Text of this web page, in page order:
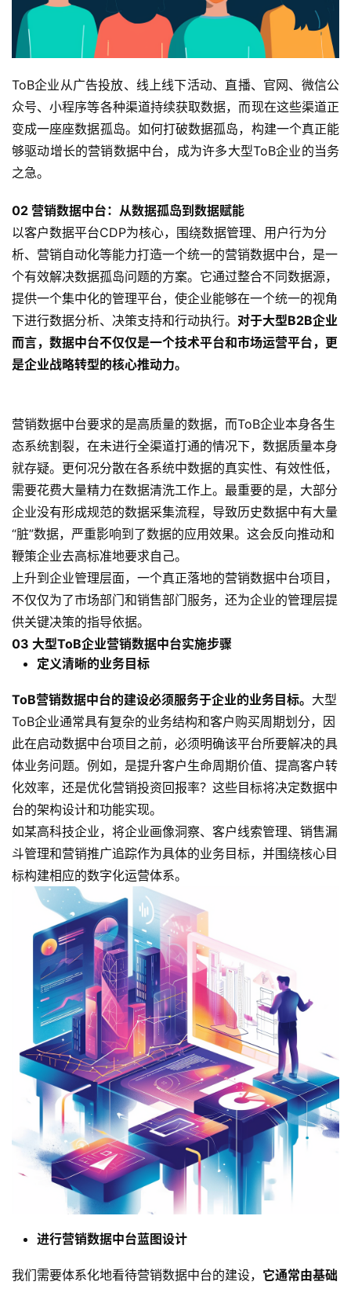
ToB企业从广告投放、线上线下活动、直播、官网、微信公
众号、小程序等各种渠道持续获取数据，而现在这些渠道正
变成一座座数据孤岛。如何打破数据孤岛，构建一个真正能
够驱动增长的营销数据中台，成为许多大型ToB企业的当务
之急。
02 营销数据中台： 从数据孤岛到数据赋能
以客户数据平台CDP为核心，围绕数据管理、用户行为分
析、营销自动化等能力打造一个统一的营销数据中台，是一
个有效解决数据孤岛问题的方案。它通过整合不同数据源，
提供一个集中化的管理平台，使企业能够在一个统一的视角
下进行数据分析、决策支持和行动执行。 对于大型B2B企业
而言，数据中台不仅仅是一个技术平台和市场运营平台，更
是企业战略转型的核心推动力。
营销数据中台要求的是高质量的数据，而ToB企业本身各生
态系统割裂，在未进行全渠道打通的情况下，数据质量本身
就存疑。更何况分散在各系统中数据的真实性、有效性低，
需要花费大量精力在数据清洗工作上。最重要的是，大部分
企业没有形成规范的数据采集流程，导致历史数据中有大量
“脏”数据，严重影响到了数据的应用效果。这会反向推动和
鞭策企业去高标准地要求自己。
上升到企业管理层面，一个真正落地的营销数据中台项目，
不仅仅为了市场部门和销售部门服务，还为企业的管理层提
供关键决策的指导依据。
03 大型ToB企业营销数据中台实施步骤
定义清晰的业务目标
ToB营销数据中台的建设必须服务于企业的业务目标。 大型
ToB企业通常具有复杂的业务结构和客户购买周期划分，因
此在启动数据中台项目之前，必须明确该平台所要解决的具
体业务问题。例如，是提升客户生命周期价值、提高客户转
化效率，还是优化营销投资回报率？这些目标将决定数据中
台的架构设计和功能实现。
如某高科技企业，将企业画像洞察、客户线索管理、销售漏
斗管理和营销推广追踪作为具体的业务目标，并围绕核心目
标构建相应的数字化运营体系。
进行营销数据中台蓝图设计
我们需要体系化地看待营销数据中台的建设， 它通常由基础